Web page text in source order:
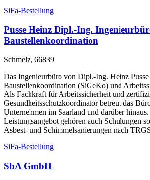
SiFa-Bestellung
Pusse Heinz Dipl.-Ing.
Baustellenkoordination
Schmelz, 66839
Das Ingenieurbüro von Dipl.-Ing. Heinz
Baustellenkoordination (SiGeKo) und
Als Fachkraft für Arbeitssicherheit und
Gesundheitsschutzkoordinator betreut das
Unternehmen im Saarland und darüber
Leistungsangebot gehören auch Schulungen
Asbest- und Schimmelsanierungen nach
SiFa-Bestellung
SbA GmbH